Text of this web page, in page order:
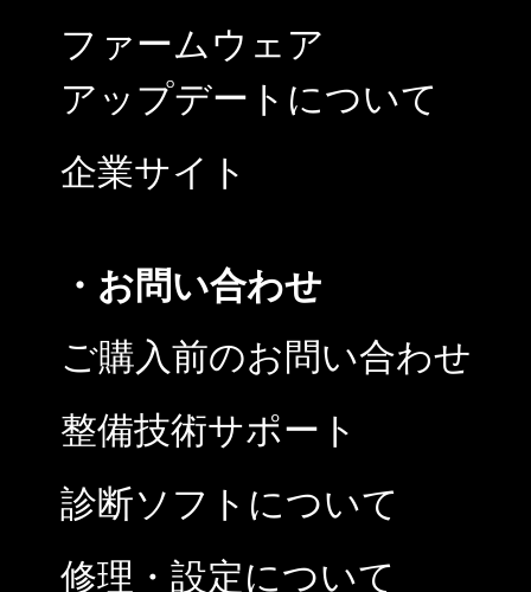
ファームウェア
アップデートについて
企業サイト
・お問い合わせ
ご購入前のお問い合わせ
整備技術サポート
診断ソフトについて
修理・設定について